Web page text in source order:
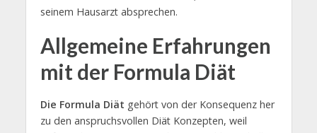
seinem Hausarzt absprechen.
Allgemeine Erfahrungen
mit der Formula Diät
Die Formula Diät gehört von der Konsequenz her
zu den anspruchsvollen Diät Konzepten, weil